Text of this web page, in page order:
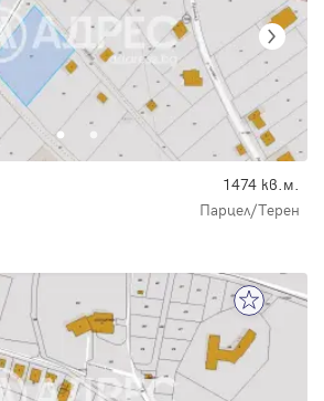
1474 кв.м.
Парцел/Терен